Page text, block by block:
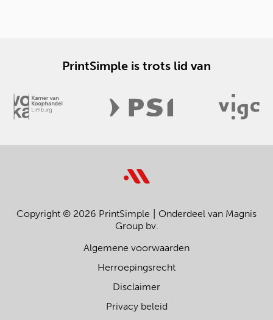
PrintSimple is trots lid van
Copyright © 2026 PrintSimple
Onderdeel van Magnis
Group bv.
Algemene voorwaarden
Herroepingsrecht
Disclaimer
Privacy beleid